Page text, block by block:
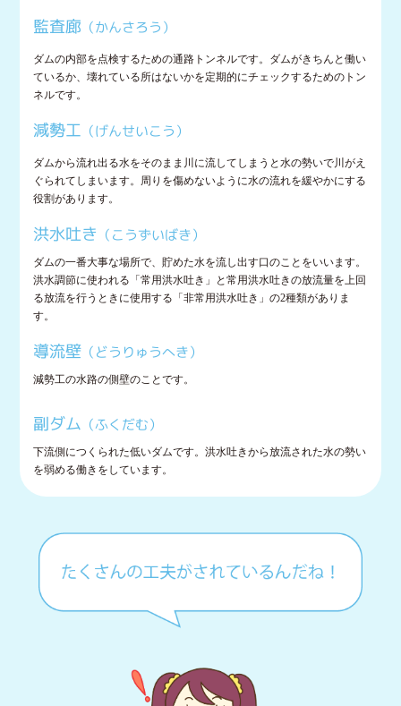
監査廊 （かんさろう）
ダムの内部を点検するための通路トンネルです。ダムがきちんと働い
ているか、壊れている所はないかを定期的にチェックするためのトン
ネルです。
減勢工 （げんせいこう）
ダムから流れ出る水をそのまま川に流してしまうと水の勢いで川がえ
ぐられてしまいます。周りを傷めないように水の流れを緩やかにする
役割があります。
洪水吐き （こうずいばき）
ダムの一番大事な場所で、貯めた水を流し出す口のことをいいます。
洪水調節に使われる「常用洪水吐き」と常用洪水吐きの放流量を上回
る放流を行うときに使用する「非常用洪水吐き」の2種類がありま
す。
導流壁 （どうりゅうへき）
減勢工の水路の側壁のことです。
副ダム （ふくだむ）
下流側につくられた低いダムです。洪水吐きから放流された水の勢い
を弱める働きをしています。